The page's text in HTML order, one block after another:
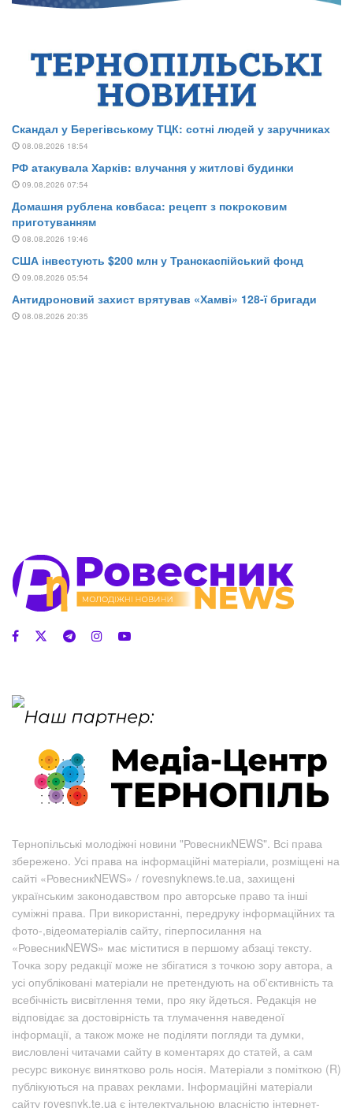
Тернопільські молодіжні новини "РовесникNEWS". Всі права
збережено. Усі права на інформаційні матеріали, розміщені на
сайті «РовесникNEWS» / rovesnyknews.te.ua, захищені
українським законодавством про авторське право та інші
суміжні права. При використанні, передруку інформаційних та
фото-,відеоматеріалів сайту, гіперпосилання на
«РовесникNEWS» має міститися в першому абзаці тексту.
Точка зору редакції може не збігатися з точкою зору автора, а
усі опубліковані матеріали не претендують на об'єктивність та
всебічність висвітлення теми, про яку йдеться. Редакція не
відповідає за достовірність та тлумачення наведеної
інформації, а також може не поділяти погляди та думки,
висловлені читачами сайту в коментарях до статей, а сам
ресурс виконує винятково роль носія. Матеріали з поміткою (R)
публікуються на правах реклами. Інформаційні матеріали
сайту rovesnyk.te.ua є інтелектуальною власністю інтернет-